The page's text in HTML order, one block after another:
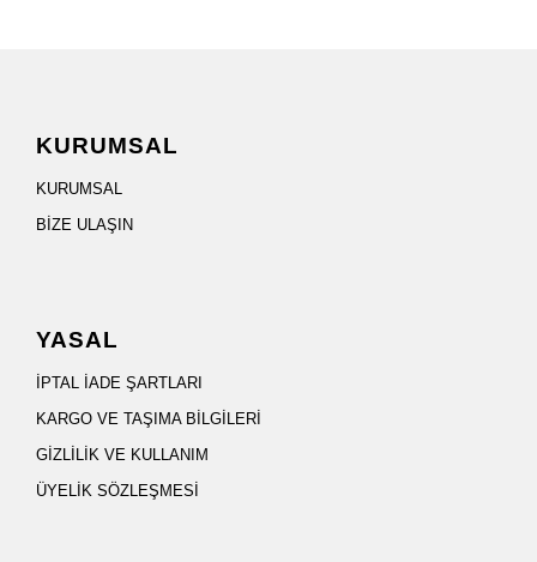
KURUMSAL
KURUMSAL
BİZE ULAŞIN
YASAL
İPTAL İADE ŞARTLARI
KARGO VE TAŞIMA BİLGİLERİ
GİZLİLİK VE KULLANIM
ÜYELİK SÖZLEŞMESİ